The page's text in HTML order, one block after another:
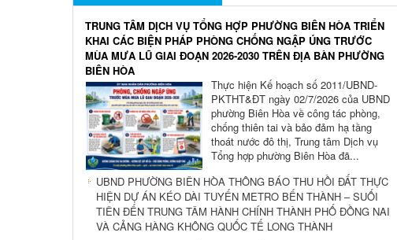
TRUNG TÂM DỊCH VỤ TỔNG HỢP PHƯỜNG BIÊN HÒA TRIỂN
KHAI CÁC BIỆN PHÁP PHÒNG CHỐNG NGẬP ÚNG TRƯỚC
MÙA MƯA LŨ GIAI ĐOẠN 2026-2030 TRÊN ĐỊA BÀN PHƯỜNG
BIÊN HÒA
Thực hiện Kế hoạch số 2011/UBND-
PKTHT&ĐT ngày 02/7/2026 của UBND
phường Biên Hòa về công tác phòng,
chống thiên tai và bảo đảm hạ tầng
thoát nước đô thị, Trung tâm Dịch vụ
Tổng hợp phường Biên Hòa đã...
UBND PHƯỜNG BIÊN HÒA THÔNG BÁO THU HỒI ĐẤT THỰC
HIỆN DỰ ÁN KÉO DÀI TUYẾN METRO BẾN THÀNH – SUỐI
TIÊN ĐẾN TRUNG TÂM HÀNH CHÍNH THÀNH PHỐ ĐỒNG NAI
VÀ CẢNG HÀNG KHÔNG QUỐC TẾ LONG THÀNH